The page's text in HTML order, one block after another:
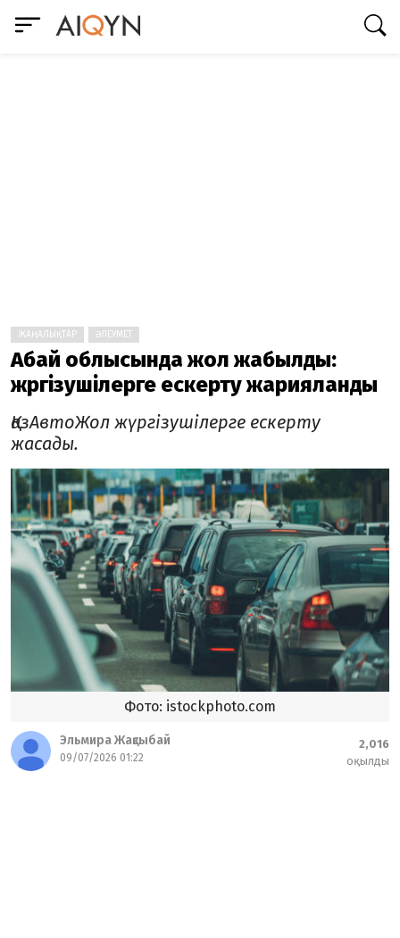
ЖАҢАЛЫҚТАР ӘЛЕУМЕТ
Абай облысында жол жабылды:
жүргізушілерге ескерту жарияланды
ҚазАвтоЖол жүргізушілерге ескерту
жасады.
Фото: istockphoto.com
Эльмира Жақсыбай
09/07/2026 01:22
2,016
оқылды